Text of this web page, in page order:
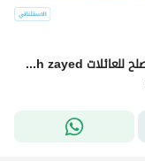
شقة مفروشة للإيجار اليومي في بيفرلي هيلز تصلح للعائلات elshikh zayed